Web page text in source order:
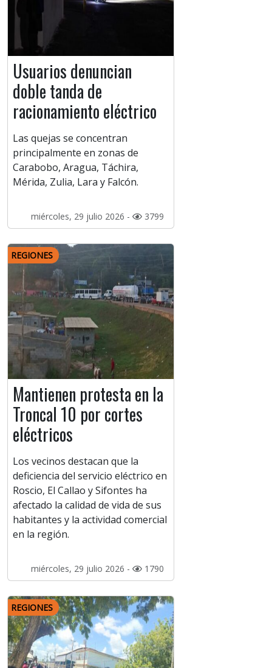
Usuarios denuncian
doble tanda de
racionamiento eléctrico
Las quejas se concentran
principalmente en zonas de
Carabobo, Aragua, Táchira,
Mérida, Zulia, Lara y Falcón.
miércoles, 29 julio 2026 - 3799
REGIONES
Mantienen protesta en la
Troncal 10 por cortes
eléctricos
Los vecinos destacan que la
deficiencia del servicio eléctrico en
Roscio, El Callao y Sifontes ha
afectado la calidad de vida de sus
habitantes y la actividad comercial
en la región.
miércoles, 29 julio 2026 - 1790
REGIONES